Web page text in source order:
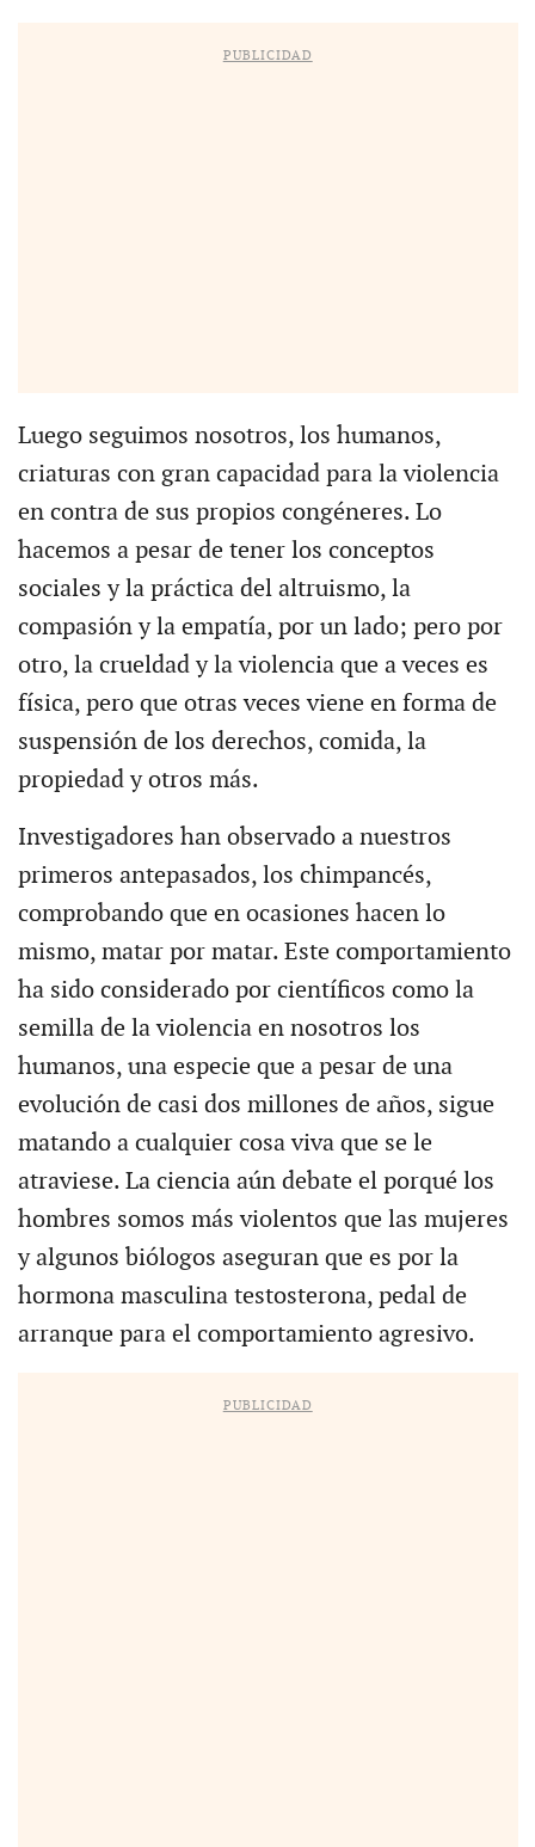
PUBLICIDAD
Luego seguimos nosotros, los humanos,
criaturas con gran capacidad para la violencia
en contra de sus propios congéneres. Lo
hacemos a pesar de tener los conceptos
sociales y la práctica del altruismo, la
compasión y la empatía, por un lado; pero por
otro, la crueldad y la violencia que a veces es
física, pero que otras veces viene en forma de
suspensión de los derechos, comida, la
propiedad y otros más.
Investigadores han observado a nuestros
primeros antepasados, los chimpancés,
comprobando que en ocasiones hacen lo
mismo, matar por matar. Este comportamiento
ha sido considerado por científicos como la
semilla de la violencia en nosotros los
humanos, una especie que a pesar de una
evolución de casi dos millones de años, sigue
matando a cualquier cosa viva que se le
atraviese. La ciencia aún debate el porqué los
hombres somos más violentos que las mujeres
y algunos biólogos aseguran que es por la
hormona masculina testosterona, pedal de
arranque para el comportamiento agresivo.
PUBLICIDAD